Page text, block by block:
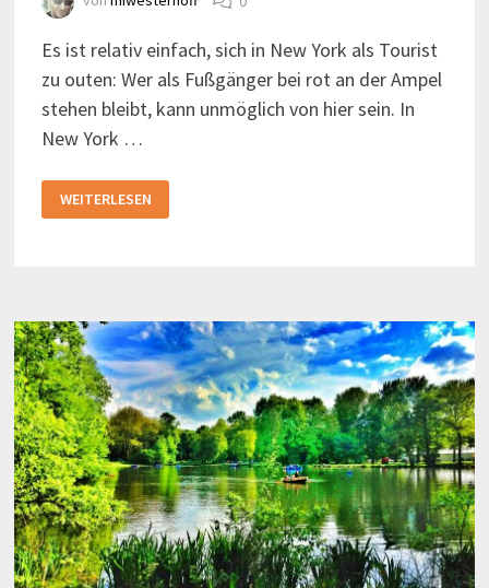
Es ist relativ einfach, sich in New York als Tourist
zu outen: Wer als Fußgänger bei rot an der Ampel
stehen bleibt, kann unmöglich von hier sein. In
New York …
YORK:
BEI
WEITERLESEN